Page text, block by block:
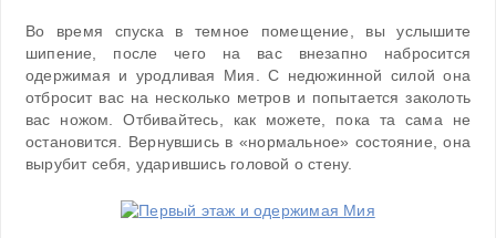
Во время спуска в темное помещение, вы услышите
шипение, после чего на вас внезапно набросится
одержимая и уродливая Мия. С недюжинной силой она
отбросит вас на несколько метров и попытается заколоть
вас ножом. Отбивайтесь, как можете, пока та сама не
остановится. Вернувшись в «нормальное» состояние, она
вырубит себя, ударившись головой о стену.